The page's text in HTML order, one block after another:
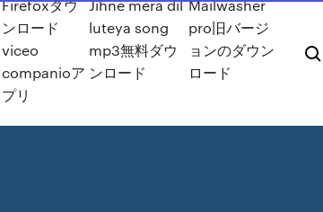
Firefoxダウ
ンロード
viceo
companioア
プリ
Jihne mera dil
luteya song
mp3無料ダウ
ンロード
Mailwasher
pro旧バージ
ョンのダウン
ロード